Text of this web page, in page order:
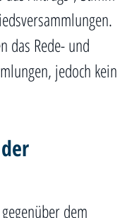
das Rede- und
jedoch kein
dem